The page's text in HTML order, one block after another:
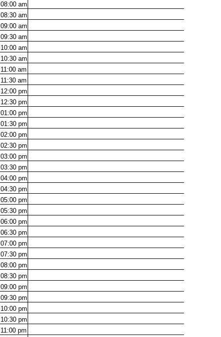
08:00 am
08:30 am
09:00 am
09:30 am
10:00 am
10:30 am
11:00 am
11:30 am
12:00 pm
12:30 pm
01:00 pm
01:30 pm
02:00 pm
02:30 pm
03:00 pm
03:30 pm
04:00 pm
04:30 pm
05:00 pm
05:30 pm
06:00 pm
06:30 pm
07:00 pm
07:30 pm
08:00 pm
08:30 pm
09:00 pm
09:30 pm
10:00 pm
10:30 pm
11:00 pm